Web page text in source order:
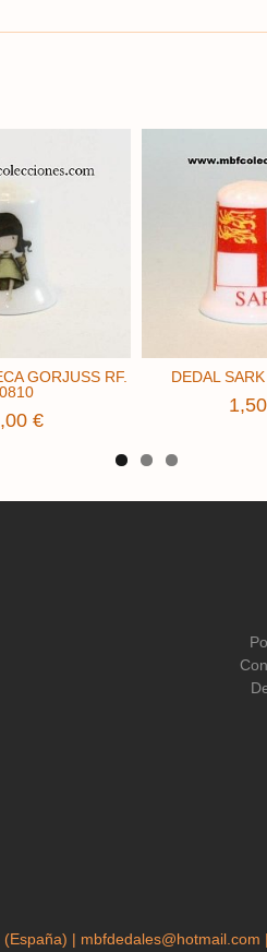
GORJUSS RF.
0810
€
DEDAL
|